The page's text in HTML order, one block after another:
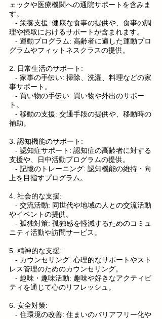
ェックや医療機関への通院サポートを含みま
す。
理や摂取におけるサポートが含まれます。
グラムやフィットネスクラスの提供。
2. 日常生活のサポート:
事サポート。
ト。
補助。
3. 認知機能のサポート:
支援や、日中活動プログラムの提供。
上を目指すプログラム。
4. 社会的な支援:
やイベントの提供。
ニティ活動や訪問サービス。
5. 精神的な支援:
レス管理のためのカウンセリング。
ティを通じて心のリフレッシュ。
6. 安全対策: